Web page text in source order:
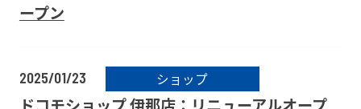
ープン
2025/01/23 ショップ